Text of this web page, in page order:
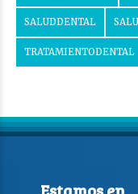
SALUDDENTAL
TRATAMIENTODENTAL